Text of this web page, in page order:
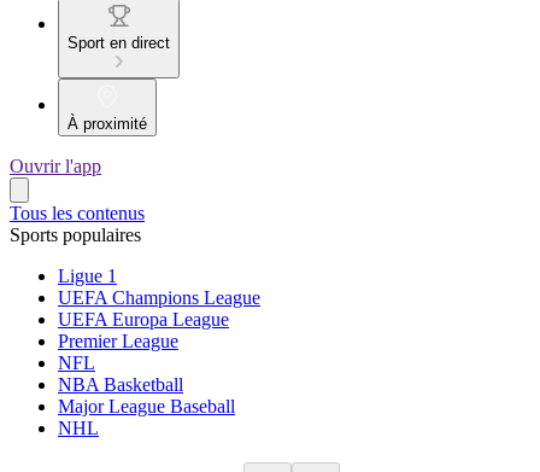
Sport en direct
À proximité
Ouvrir l'app
Tous les contenus
Sports populaires
Ligue 1
UEFA Champions League
UEFA Europa League
Premier League
NFL
NBA Basketball
Major League Baseball
NHL